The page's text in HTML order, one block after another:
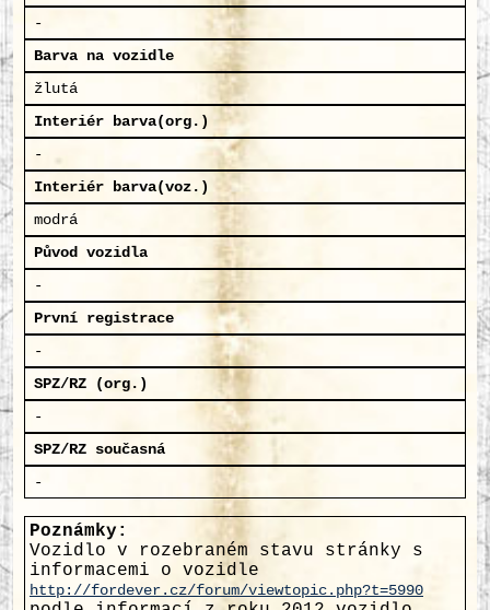
-
Barva na vozidle
žlutá
Interiér barva(org.)
-
Interiér barva(voz.)
modrá
Původ vozidla
-
První registrace
-
SPZ/RZ (org.)
-
SPZ/RZ současná
-
Poznámky:
Vozidlo v rozebraném stavu stránky s
informacemi o vozidle
http://fordever.cz/forum/viewtopic.php?t=5990